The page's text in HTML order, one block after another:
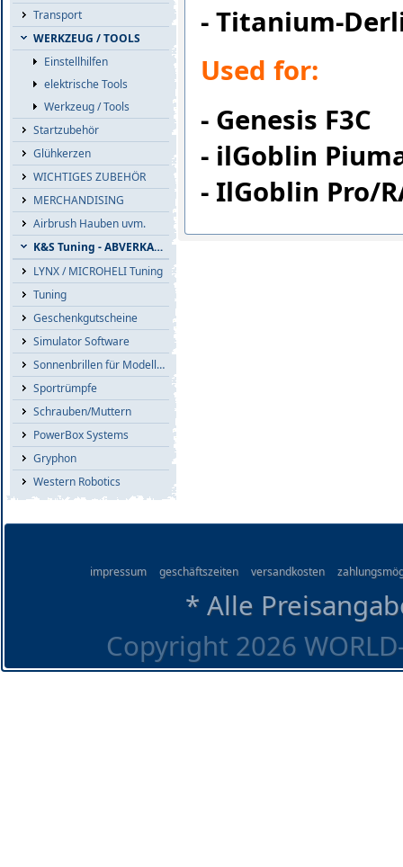
Transport
WERKZEUG / TOOLS
Einstellhilfen
elektrische Tools
Werkzeug / Tools
Startzubehör
Glühkerzen
WICHTIGES ZUBEHÖR
MERCHANDISING
Airbrush Hauben uvm.
K&S Tuning - ABVERKAUF
LYNX / MICROHELI Tuning
Tuning
Geschenkgutscheine
Simulator Software
Sonnenbrillen für Modellflieger
Sportrümpfe
Schrauben/Muttern
PowerBox Systems
Gryphon
Western Robotics
- Titanium-
Used for:
- Genesis F3C
- ilGoblin
- IlGoblin Pro/
impressum geschäftszeiten versandkosten
* Alle
Copyright 2026